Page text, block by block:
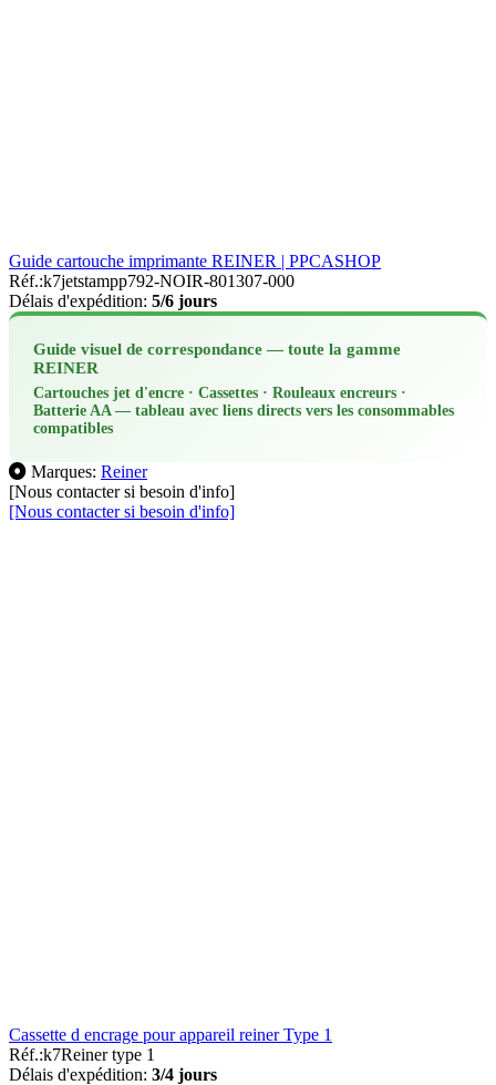
Guide cartouche imprimante REINER | PPCASHOP
Réf.:k7jetstampp792-NOIR-801307-000
Délais d'expédition: 5/6 jours
Guide visuel de correspondance — toute la gamme
REINER
Cartouches jet d'encre · Cassettes · Rouleaux encreurs ·
Batterie AA — tableau avec liens directs vers les consommables
compatibles
Marques: Reiner
[Nous contacter si besoin d'info]
[Nous contacter si besoin d'info]
Cassette d encrage pour appareil reiner Type 1
Réf.:k7Reiner type 1
Délais d'expédition: 3/4 jours